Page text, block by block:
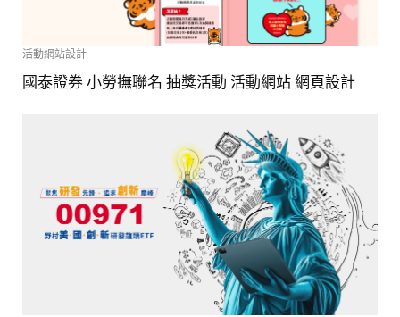
活動網站設計
國泰證券 小勞撫聯名 抽獎活動 活動網站 網頁設計